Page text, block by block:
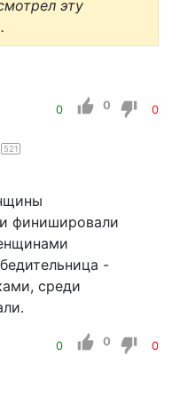
эту
0 0 0
521
финишировали
-
среди
0 0 0